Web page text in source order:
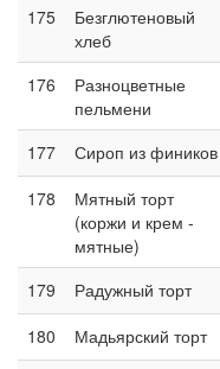
175
Безглютеновый
хлеб
176
Разноцветные
пельмени
177 Сироп из фиников
178
Мятный торт
(коржи и крем -
мятные)
179 Радужный торт
180
Мадьярский торт